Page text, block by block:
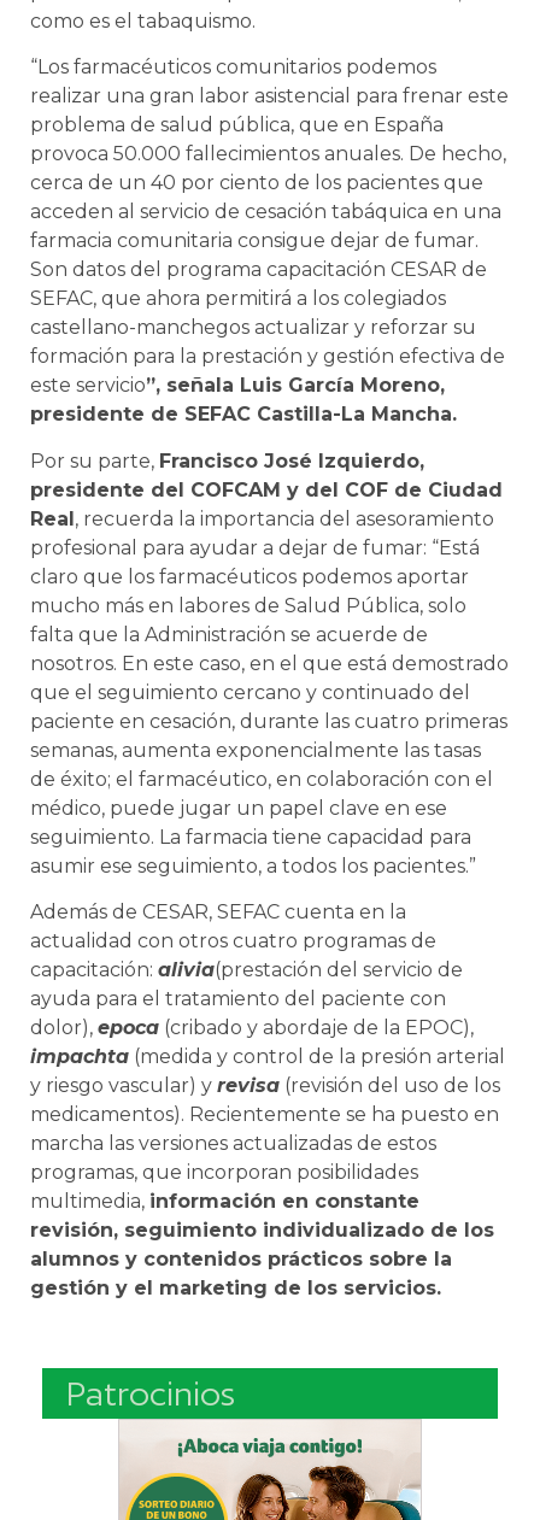
como es el tabaquismo.
“Los farmacéuticos comunitarios podemos
realizar una gran labor asistencial para frenar este
problema de salud pública, que en España
provoca 50.000 fallecimientos anuales. De hecho,
cerca de un 40 por ciento de los pacientes que
acceden al servicio de cesación tabáquica en una
farmacia comunitaria consigue dejar de fumar.
Son datos del programa capacitación CESAR de
SEFAC, que ahora permitirá a los colegiados
castellano-manchegos actualizar y reforzar su
formación para la prestación y gestión efectiva de
este servicio”, señala Luis García Moreno,
presidente de SEFAC Castilla-La Mancha.
Por su parte, Francisco José Izquierdo,
presidente del COFCAM y del COF de Ciudad
Real, recuerda la importancia del asesoramiento
profesional para ayudar a dejar de fumar: “Está
claro que los farmacéuticos podemos aportar
mucho más en labores de Salud Pública, solo
falta que la Administración se acuerde de
nosotros. En este caso, en el que está demostrado
que el seguimiento cercano y continuado del
paciente en cesación, durante las cuatro primeras
semanas, aumenta exponencialmente las tasas
de éxito; el farmacéutico, en colaboración con el
médico, puede jugar un papel clave en ese
seguimiento. La farmacia tiene capacidad para
asumir ese seguimiento, a todos los pacientes.”
Además de CESAR, SEFAC cuenta en la
actualidad con otros cuatro programas de
capacitación: alivia(prestación del servicio de
ayuda para el tratamiento del paciente con
dolor), epoca (cribado y abordaje de la EPOC),
impachta (medida y control de la presión arterial
y riesgo vascular) y revisa (revisión del uso de los
medicamentos). Recientemente se ha puesto en
marcha las versiones actualizadas de estos
programas, que incorporan posibilidades
multimedia, información en constante
revisión, seguimiento individualizado de los
alumnos y contenidos prácticos sobre la
gestión y el marketing de los servicios.
Patrocinios